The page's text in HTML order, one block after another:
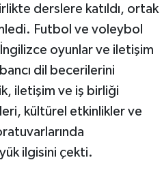
derslere katıldı, ortak
Futbol ve voleybol
oyunlar ve iletişim
dil becerilerini
iletişim ve iş birliği
kültürel etkinlikler ve
ilgisini çekti.